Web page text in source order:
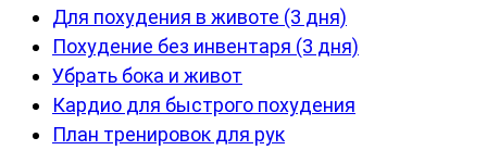
Для похудения в животе (3 дня)
Похудение без инвентаря (3 дня)
Убрать бока и живот
Кардио для быстрого похудения
План тренировок для рук